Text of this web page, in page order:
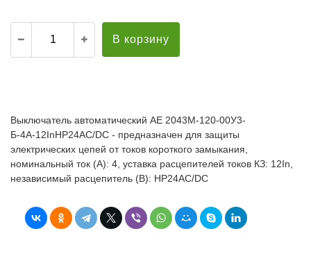
В корзину
Выключатель автоматический АЕ 2043М-120-00У3-
Б-4А-12InНР24AC/DC - предназначен для защиты
электрических цепей от токов короткого замыкания,
номинальный ток (А): 4, уставка расцепителей токов КЗ: 12In,
независимый расцепитель (В): НР24AC/DC